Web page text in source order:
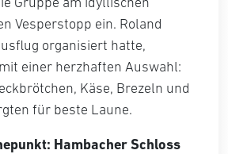
Vesperstopp ein. Roland
organisiert hatte,
einer herzhaften Auswahl:
Käse, Brezeln und
für beste Laune.
Hambacher Schloss